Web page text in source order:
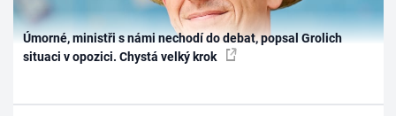
Úmorné, ministři s námi nechodí do debat, popsal Grolich
situaci v opozici. Chystá velký krok